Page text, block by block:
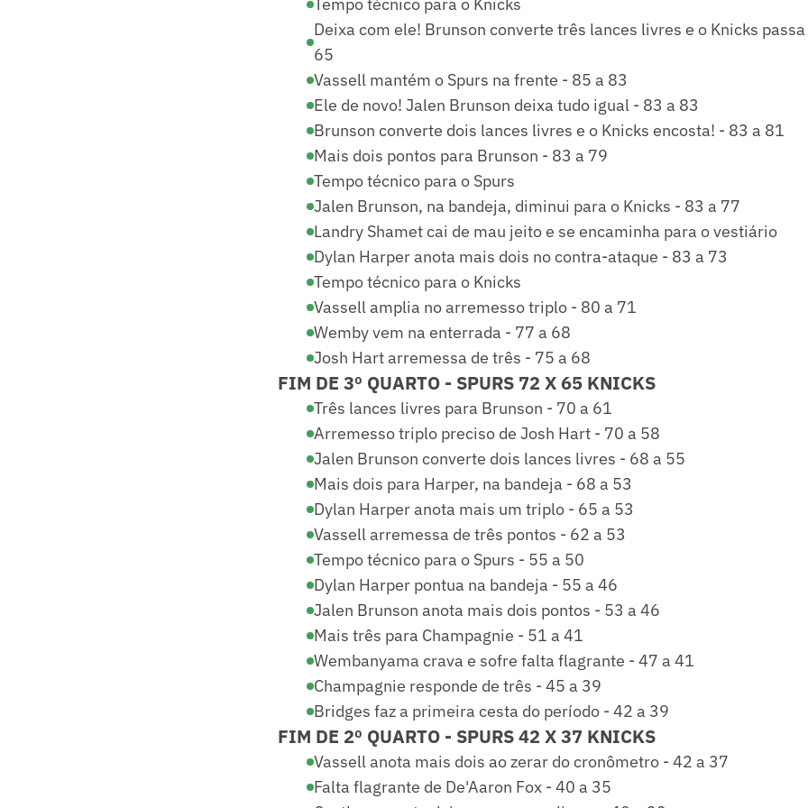
Tempo técnico para o Knicks
Deixa com ele! Brunson converte três lances livres e o Knicks
65
Vassell mantém o Spurs na frente - 85 a 83
Ele de novo! Jalen Brunson deixa tudo igual - 83 a 83
Brunson converte dois lances livres e o Knicks encosta! - 83 a 81
Mais dois pontos para Brunson - 83 a 79
Tempo técnico para o Spurs
Jalen Brunson, na bandeja, diminui para o Knicks - 83 a 77
Landry Shamet cai de mau jeito e se encaminha para o vestiário
Dylan Harper anota mais dois no contra-ataque - 83 a 73
Tempo técnico para o Knicks
Vassell amplia no arremesso triplo - 80 a 71
Wemby vem na enterrada - 77 a 68
Josh Hart arremessa de três - 75 a 68
FIM DE 3º QUARTO - SPURS 72 X 65 KNICKS
Três lances livres para Brunson - 70 a 61
Arremesso triplo preciso de Josh Hart - 70 a 58
Jalen Brunson converte dois lances livres - 68 a 55
Mais dois para Harper, na bandeja - 68 a 53
Dylan Harper anota mais um triplo - 65 a 53
Vassell arremessa de três pontos - 62 a 53
Tempo técnico para o Spurs - 55 a 50
Dylan Harper pontua na bandeja - 55 a 46
Jalen Brunson anota mais dois pontos - 53 a 46
Mais três para Champagnie - 51 a 41
Wembanyama crava e sofre falta flagrante - 47 a 41
Champagnie responde de três - 45 a 39
Bridges faz a primeira cesta do período - 42 a 39
FIM DE 2º QUARTO - SPURS 42 X 37 KNICKS
Vassell anota mais dois ao zerar do cronômetro - 42 a 37
Falta flagrante de De'Aaron Fox - 40 a 35